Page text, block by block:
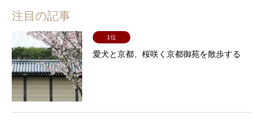
注目の記事
1位
愛犬と京都、桜咲く京都御苑を散歩する